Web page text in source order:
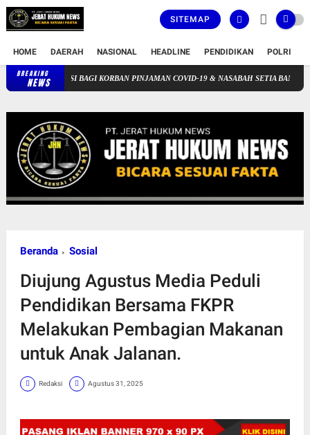
SITEMAP
HOME DAERAH NASIONAL HEADLINE PENDIDIKAN POLRI
BREAKING
NEWS
BAGI KORBAN PINJAMAN COVID-19 & NASABAH SETIA BANK DAERAH
Beranda Sosial
Diujung Agustus Media Peduli
Pendidikan Bersama FKPR
Melakukan Pembagian Makanan
untuk Anak Jalanan.
Redaksi Agustus 31, 2025